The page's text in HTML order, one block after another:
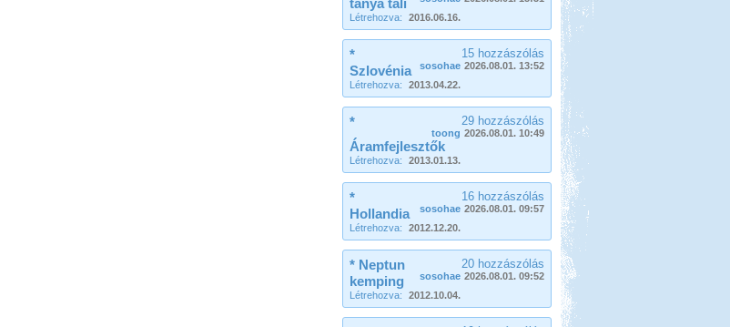
tanya tali
Létrehozva: 2016.06.16.
15 hozzászólás
sosohae 2026.08.01. 13:52
*
Szlovénia
Létrehozva: 2013.04.22.
29 hozzászólás
toong 2026.08.01. 10:49
*
Áramfejlesztők
Létrehozva: 2013.01.13.
16 hozzászólás
sosohae 2026.08.01. 09:57
*
Hollandia
Létrehozva: 2012.12.20.
20 hozzászólás
sosohae 2026.08.01. 09:52
* Neptun
kemping
Létrehozva: 2012.10.04.